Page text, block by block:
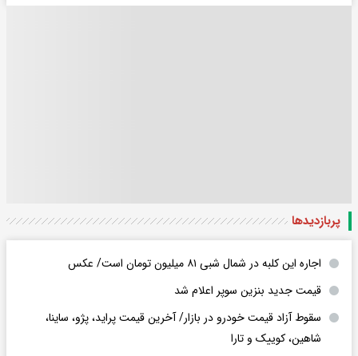
پربازدید‌ها
اجاره این کلبه در شمال شبی ۸۱ میلیون تومان است/ عکس
قیمت جدید بنزین سوپر اعلام شد
سقوط آزاد قیمت خودرو در بازار/ آخرین قیمت پراید، پژو، ساینا،
شاهین، کوییک و تارا